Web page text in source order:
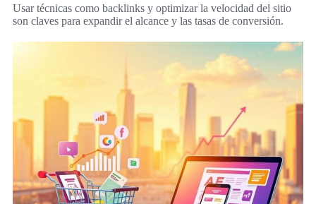
Usar técnicas como backlinks y optimizar la velocidad del sitio
son claves para expandir el alcance y las tasas de conversión.